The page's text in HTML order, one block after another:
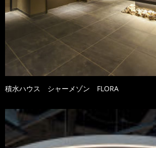
積水ハウス シャーメゾン FLORA